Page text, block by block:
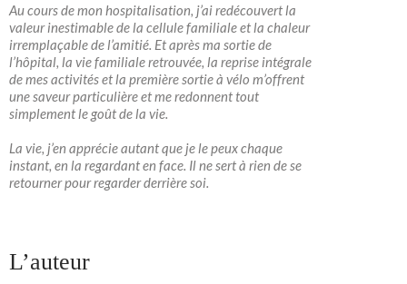
Au cours de mon hospitalisation, j’ai redécouvert la
valeur inestimable de la cellule familiale et la chaleur
irremplaçable de l’amitié. Et après ma sortie de
l’hôpital, la vie familiale retrouvée, la reprise intégrale
de mes activités et la première sortie à vélo m’offrent
une saveur particulière et me redonnent tout
simplement le goût de la vie.
La vie, j’en apprécie autant que je le peux chaque
instant, en la regardant en face. Il ne sert à rien de se
retourner pour regarder derrière soi.
L’auteur